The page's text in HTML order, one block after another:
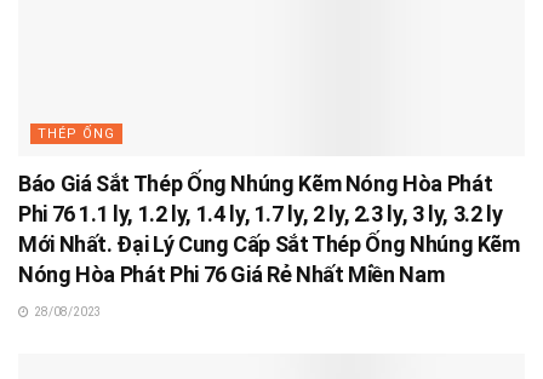
THÉP ỐNG
Báo Giá Sắt Thép Ống Nhúng Kẽm Nóng Hòa Phát
Phi 76 1.1 ly, 1.2 ly, 1.4 ly, 1.7 ly, 2 ly, 2.3 ly, 3 ly, 3.2 ly
Mới Nhất. Đại Lý Cung Cấp Sắt Thép Ống Nhúng Kẽm
Nóng Hòa Phát Phi 76 Giá Rẻ Nhất Miền Nam
28/08/2023